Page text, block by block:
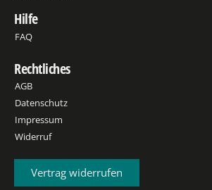
Hilfe
FAQ
Rechtliches
AGB
Datenschutz
Impressum
Widerruf
Vertrag widerrufen